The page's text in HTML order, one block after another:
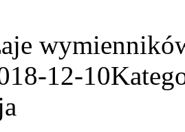
12-10